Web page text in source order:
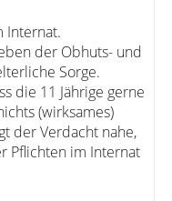
Internat.
der Obhuts- und
Sorge.
die 11 Jährige gerne
(wirksames)
der Verdacht nahe,
Pflichten im Internat